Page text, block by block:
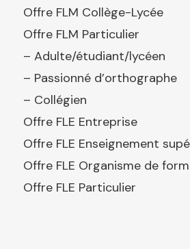
Offre FLM Collège-Lycée
Offre FLM Particulier
– Adulte/étudiant/lycéen
– Passionné d’orthographe
– Collégien
Offre FLE Entreprise
Offre FLE Enseignement
Offre FLE Organisme de
Offre FLE Particulier